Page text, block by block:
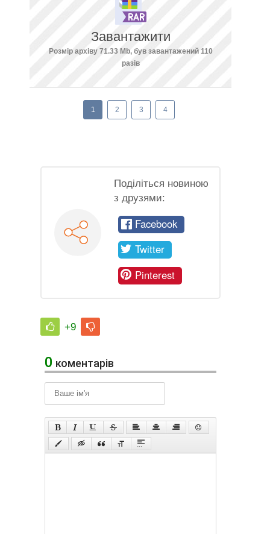
Завантажити
Розмір архіву 71.33 Mb, був завантажений 110
разів
1 2 3 4
Поділіться новиною
з друзями:
Facebook
Twitter
Pinterest
+9
0 коментарів